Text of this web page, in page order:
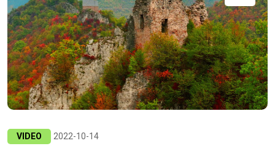
VIDEO 2022-10-14